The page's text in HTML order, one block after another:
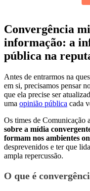
Convergência
informação: a
pública na
Antes de entrarmos na
em si, precisamos pensar
que ela precise ser
uma opinião pública cada
Os times de Comunicação
sobre a mídia
formam nos ambientes
desprevenidos e ter que
ampla repercussão.
O que é